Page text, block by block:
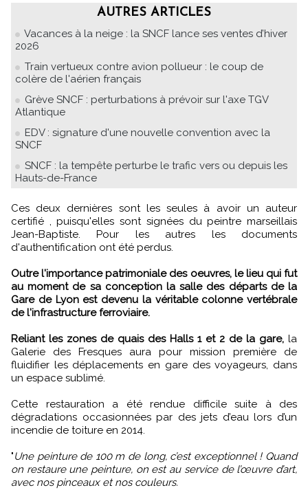
AUTRES ARTICLES
Vacances à la neige : la SNCF lance ses ventes d’hiver
2026
Train vertueux contre avion pollueur : le coup de
colère de l'aérien français
Grève SNCF : perturbations à prévoir sur l'axe TGV
Atlantique
EDV : signature d'une nouvelle convention avec la
SNCF
SNCF : la tempête perturbe le trafic vers ou depuis les
Hauts-de-France
Ces deux dernières sont les seules à avoir un auteur
certifié , puisqu'elles sont signées du peintre marseillais
Jean-Baptiste. Pour les autres les documents
d'authentification ont été perdus.
Outre l'importance patrimoniale des oeuvres, le lieu qui fut
au moment de sa conception la salle des départs de la
Gare de Lyon est devenu la véritable colonne vertébrale
de l'infrastructure ferroviaire.
Reliant les zones de quais des Halls 1 et 2 de la gare, la
Galerie des Fresques aura pour mission première de
fluidifier les déplacements en gare des voyageurs, dans
un espace sublimé.
Cette restauration a été rendue difficile suite à des
dégradations occasionnées par des jets d’eau lors d’un
incendie de toiture en 2014.
"Une peinture de 100 m de long, c’est exceptionnel ! Quand
on restaure une peinture, on est au service de l’œuvre d’art,
avec nos pinceaux et nos couleurs.